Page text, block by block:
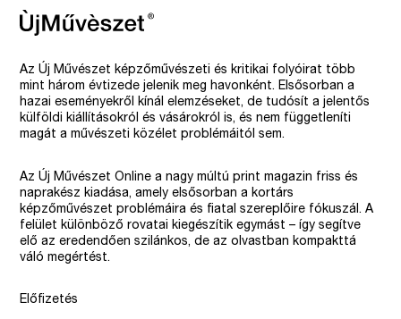
Az Új Művészet képzőművészeti és kritikai folyóirat több
mint három évtizede jelenik meg havonként. Elsősorban a
hazai eseményekről kínál elemzéseket, de tudósít a jelentős
külföldi kiállításokról és vásárokról is, és nem függetleníti
magát a művészeti közélet problémáitól sem.
Az Új Művészet Online a nagy múltú print magazin friss és
naprakész kiadása, amely elsősorban a kortárs
képzőművészet problémáira és fiatal szereplőire fókuszál. A
felület különböző rovatai kiegészítik egymást – így segítve
elő az eredendően szilánkos, de az olvastban kompakttá
váló megértést.
Előfizetés